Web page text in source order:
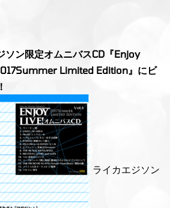
ソン限定オムニバスCD『Enjoy
Limited Edition』にビ
ライカエジソン